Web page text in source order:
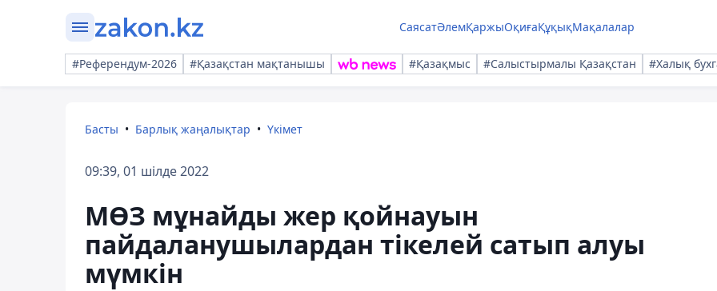
СаясатӘлемҚаржыОқиғаҚұқықМақалалар
#Референдум-2026 #Қазақстан мақтанышы #Қазақмыс #Салыстырмалы Қазақстан #Халық
Басты Барлық жаңалықтар Үкімет
09:39, 01 шілде 2022
МӨЗ мұнайды жер қойнауын
пайдаланушылардан тікелей сатып алуы
мүмкін